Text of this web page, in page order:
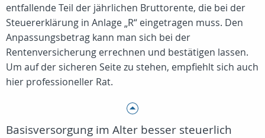
entfallende Teil der jährlichen Bruttorente, die bei der
Steuererklärung in Anlage „R“ eingetragen muss. Den
Anpassungsbetrag kann man sich bei der
Rentenversicherung errechnen und bestätigen lassen.
Um auf der sicheren Seite zu stehen, empfiehlt sich auch
hier professioneller Rat.
Basisversorgung im Alter besser steuerlich